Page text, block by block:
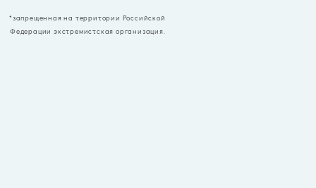
*запрещенная на территории Российской
Федерации экстремистская организация.